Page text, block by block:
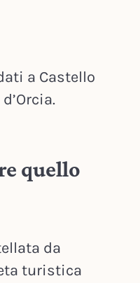
a Castello
quello
da
turistica